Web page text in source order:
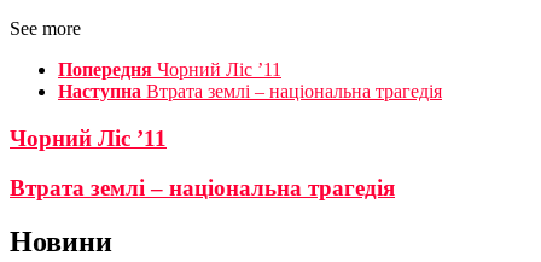
See more
Попередня Чорний Ліс ’11
Наступна Втрата землі – національна трагедія
Чорний Ліс ’11
Втрата землі – національна трагедія
Новини